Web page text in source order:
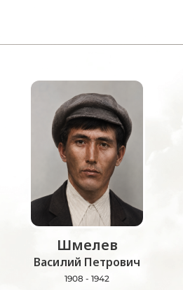
Шмелев
Василий Петрович
1908 - 1942